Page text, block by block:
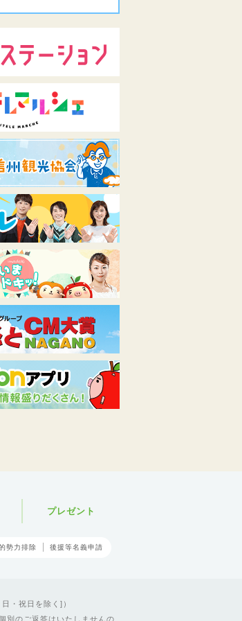
プレゼント
勢力排除 後援等名義申請
・祝日を除く]）
別のご返答はいたしませんの